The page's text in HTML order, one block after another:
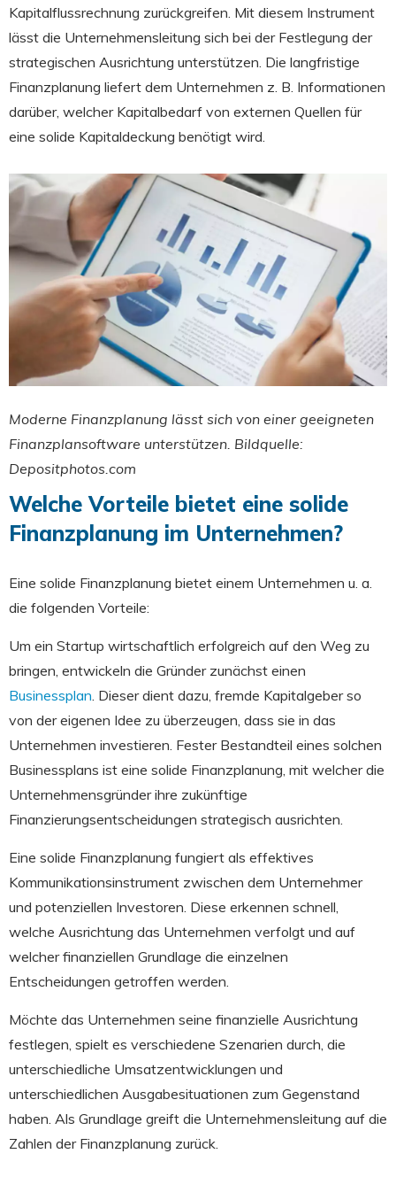
Kapitalflussrechnung zurückgreifen. Mit diesem Instrument
lässt die Unternehmensleitung sich bei der Festlegung der
strategischen Ausrichtung unterstützen. Die langfristige
Finanzplanung liefert dem Unternehmen z. B. Informationen
darüber, welcher Kapitalbedarf von externen Quellen für
eine solide Kapitaldeckung benötigt wird.
Moderne Finanzplanung lässt sich von einer geeigneten
Finanzplansoftware unterstützen. Bildquelle:
Depositphotos.com
Welche Vorteile bietet eine solide
Finanzplanung im Unternehmen?
Eine solide Finanzplanung bietet einem Unternehmen u. a.
die folgenden Vorteile:
Um ein Startup wirtschaftlich erfolgreich auf den Weg zu
bringen, entwickeln die Gründer zunächst einen
Businessplan. Dieser dient dazu, fremde Kapitalgeber so
von der eigenen Idee zu überzeugen, dass sie in das
Unternehmen investieren. Fester Bestandteil eines solchen
Businessplans ist eine solide Finanzplanung, mit welcher die
Unternehmensgründer ihre zukünftige
Finanzierungsentscheidungen strategisch ausrichten.
Eine solide Finanzplanung fungiert als effektives
Kommunikationsinstrument zwischen dem Unternehmer
und potenziellen Investoren. Diese erkennen schnell,
welche Ausrichtung das Unternehmen verfolgt und auf
welcher finanziellen Grundlage die einzelnen
Entscheidungen getroffen werden.
Möchte das Unternehmen seine finanzielle Ausrichtung
festlegen, spielt es verschiedene Szenarien durch, die
unterschiedliche Umsatzentwicklungen und
unterschiedlichen Ausgabesituationen zum Gegenstand
haben. Als Grundlage greift die Unternehmensleitung auf die
Zahlen der Finanzplanung zurück.